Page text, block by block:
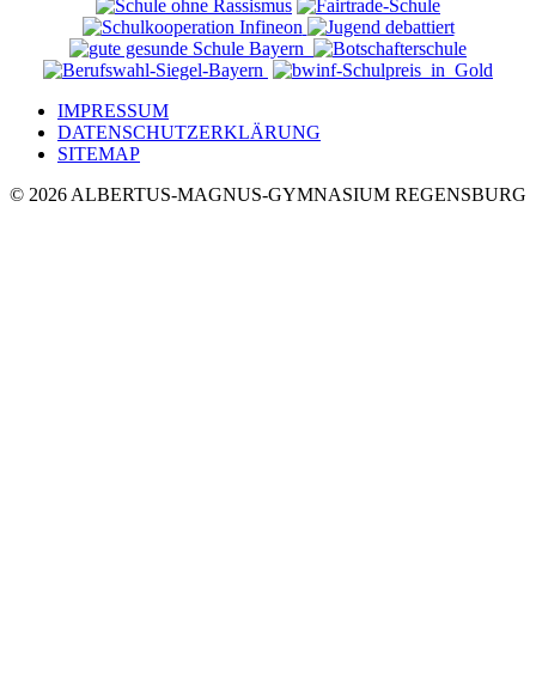
IMPRESSUM
DATENSCHUTZERKLÄRUNG
SITEMAP
© 2026 ALBERTUS-MAGNUS-GYMNASIUM REGENSBURG